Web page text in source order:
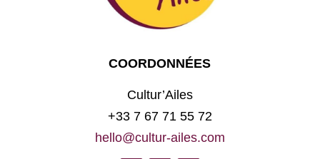
COORDONNÉES
Cultur’Ailes
+33 7 67 71 55 72
hello@cultur-ailes.com